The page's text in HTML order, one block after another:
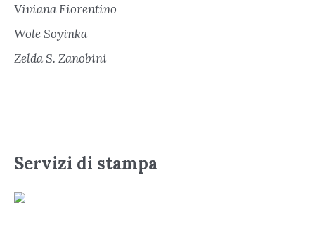
Viviana Fiorentino
Wole Soyinka
Zelda S. Zanobini
Servizi di stampa